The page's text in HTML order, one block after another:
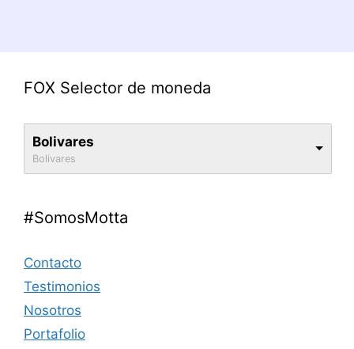
FOX Selector de moneda
Bolivares
Bolivares
#SomosMotta
Contacto
Testimonios
Nosotros
Portafolio